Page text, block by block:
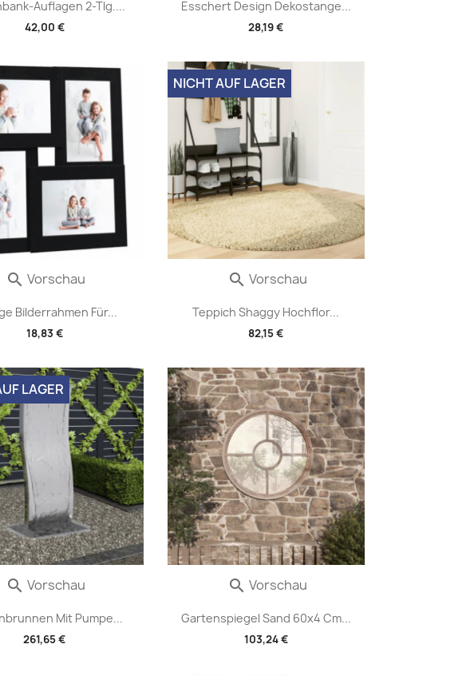
Auflagen 2-Tlg....
42,00 €
Esschert Design Dekostange...
28,19 €
Bilderrahmen Für...
18,83 €
 Vorschau
Teppich Shaggy Hochflor...
82,15 €
NICHT AUF LAGER
 Vorschau
Mit Pumpe...
261,65 €
LAGER
 Vorschau
Gartenspiegel Sand 60x4 Cm...
103,24 €
 Vorschau